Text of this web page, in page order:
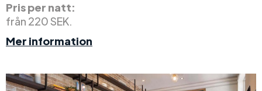
Pris per natt:
från 220 SEK.
Mer information